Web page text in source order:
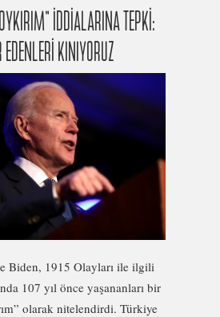
İDDİALARINA TEPKİ:
KINIYORUZ
Biden, 1915 Olayları ile ilgili
107 yıl önce yaşananları bir
olarak nitelendirdi. Türkiye